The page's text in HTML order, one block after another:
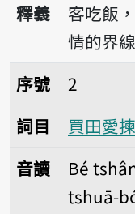
釋義
客吃飯
情的界
序號2買田愛揀
序號
2
詞目
買田愛
音讀
Bé
tshuā-